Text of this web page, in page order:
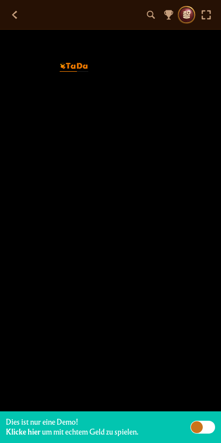
Dies ist nur eine Demo!
Klicke hierum mit echtem Geld zu spielen.